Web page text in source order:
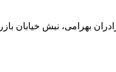
بهرامی، نبش خیابان